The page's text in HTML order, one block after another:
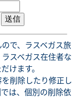
で、ラスベガス旅
スベガス在住者な
けます。
削除したり修正し
は、個別の削除依